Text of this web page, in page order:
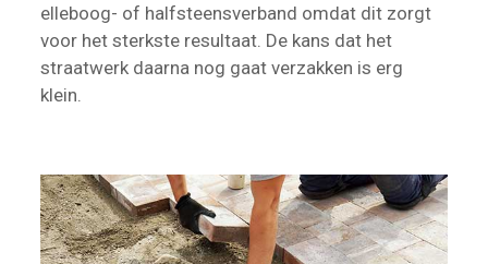
elleboog- of halfsteensverband omdat dit zorgt
voor het sterkste resultaat. De kans dat het
straatwerk daarna nog gaat verzakken is erg
klein.